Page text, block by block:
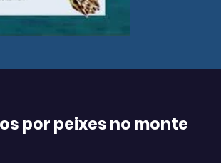
por peixes no monte